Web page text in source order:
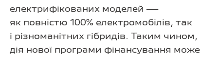
електрифікованих моделей —
як повністю 100% електромобілів, так
і різноманітних гібридів. Таким чином,
дія нової програми фінансування може